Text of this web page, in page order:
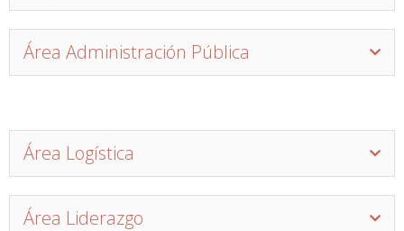
Área Administración Pública
Área Logística
Área Liderazgo